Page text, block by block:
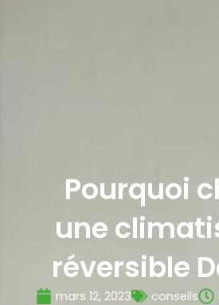
Pourquoi
une
réversible
mars 12, 2023 conseils